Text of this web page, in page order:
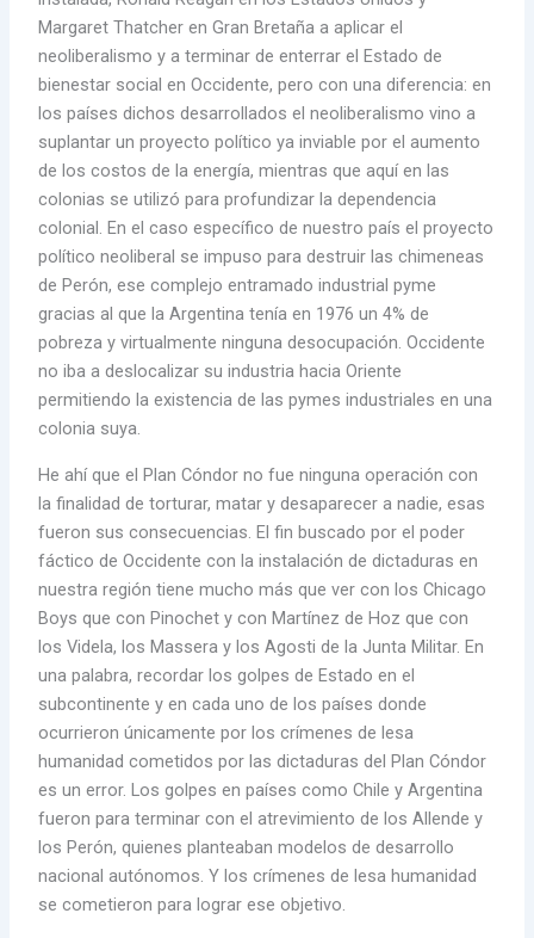
Margaret Thatcher en Gran Bretaña a aplicar el
neoliberalismo y a terminar de enterrar el Estado de
bienestar social en Occidente, pero con una diferencia: en
los países dichos desarrollados el neoliberalismo vino a
suplantar un proyecto político ya inviable por el aumento
de los costos de la energía, mientras que aquí en las
colonias se utilizó para profundizar la dependencia
colonial. En el caso específico de nuestro país el proyecto
político neoliberal se impuso para destruir las chimeneas
de Perón, ese complejo entramado industrial pyme
gracias al que la Argentina tenía en 1976 un 4% de
pobreza y virtualmente ninguna desocupación. Occidente
no iba a deslocalizar su industria hacia Oriente
permitiendo la existencia de las pymes industriales en una
colonia suya.
He ahí que el Plan Cóndor no fue ninguna operación con
la finalidad de torturar, matar y desaparecer a nadie, esas
fueron sus consecuencias. El fin buscado por el poder
fáctico de Occidente con la instalación de dictaduras en
nuestra región tiene mucho más que ver con los Chicago
Boys que con Pinochet y con Martínez de Hoz que con
los Videla, los Massera y los Agosti de la Junta Militar. En
una palabra, recordar los golpes de Estado en el
subcontinente y en cada uno de los países donde
ocurrieron únicamente por los crímenes de lesa
humanidad cometidos por las dictaduras del Plan Cóndor
es un error. Los golpes en países como Chile y Argentina
fueron para terminar con el atrevimiento de los Allende y
los Perón, quienes planteaban modelos de desarrollo
nacional autónomos. Y los crímenes de lesa humanidad
se cometieron para lograr ese objetivo.